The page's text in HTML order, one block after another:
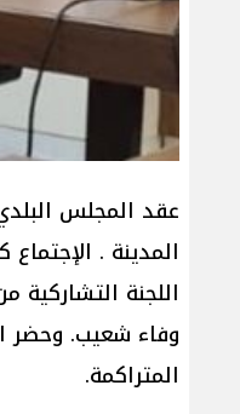
عقد المجلس
المدينة .
اللجنة
المتراكمة.